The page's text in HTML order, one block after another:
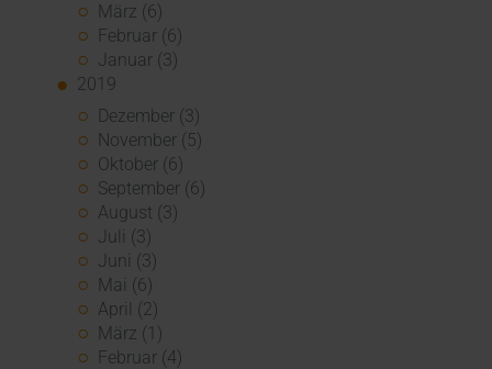
März (6)
Februar (6)
Januar (3)
2019
Dezember (3)
November (5)
Oktober (6)
September (6)
August (3)
Juli (3)
Juni (3)
Mai (6)
April (2)
März (1)
Februar (4)